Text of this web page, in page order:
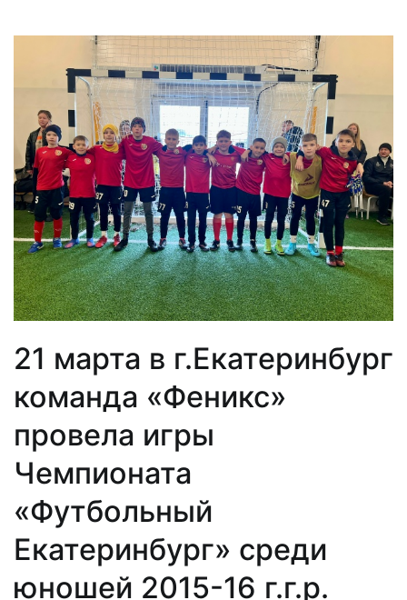
21 марта в г.Екатеринбург
команда «Феникс»
провела игры
Чемпионата
«Футбольный
Екатеринбург» среди
юношей 2015-16 г.г.р.